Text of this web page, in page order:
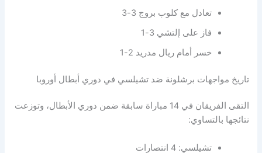
تعادل مع كلوب بروج 3-3
فاز على إلتشي 3-1
خسر أمام ريال مدريد 2-1
تاريخ مواجهات برشلونة ضد تشيلسي في دوري أبطال أوروبا
التقى الفريقان في 14 مباراة سابقة ضمن دوري الأبطال، وتوزعت
نتائجها بالتساوي:
تشيلسي: 4 انتصارات